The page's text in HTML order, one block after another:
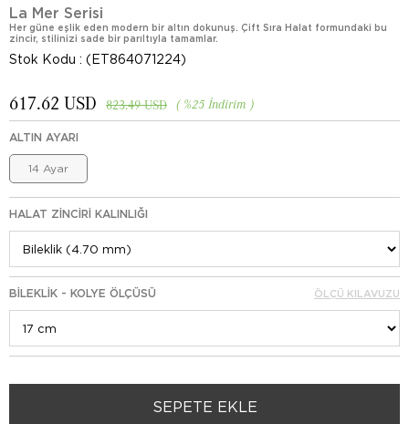
La Mer Serisi
Her güne eşlik eden modern bir altın dokunuş. Çift Sıra Halat formundaki bu
zincir, stilinizi sade bir parıltıyla tamamlar.
Stok Kodu (ET864071224)
%25 İndirim
823.49 USD
617.62 USD
ALTIN AYARI
14 Ayar
HALAT ZINCIRI KALINLIĞI
BILEKLIK - KOLYE ÖLÇÜSÜ ÖLÇÜ KILAVUZU